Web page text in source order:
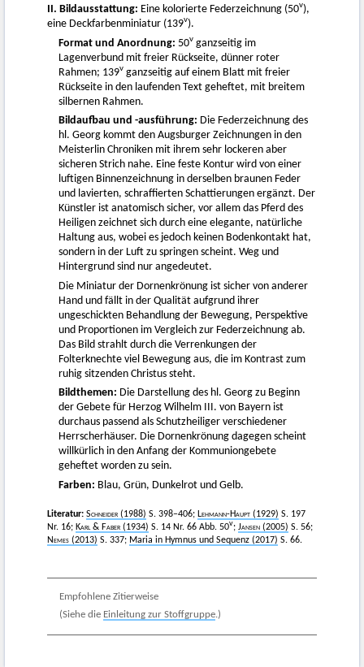
II. Bildausstattung: Eine kolorierte Federzeichnung (50v),
eine Deckfarbenminiatur (139v).
Format und Anordnung: 50v ganzseitig im
Lagenverbund mit freier Rückseite, dünner roter
Rahmen; 139v ganzseitig auf einem Blatt mit freier
Rückseite in den laufenden Text geheftet, mit breitem
silbernen Rahmen.
Bildaufbau und -ausführung: Die Federzeichnung des
hl. Georg kommt den Augsburger Zeichnungen in den
Meisterlin Chroniken mit ihrem sehr lockeren aber
sicheren Strich nahe. Eine feste Kontur wird von einer
luftigen Binnenzeichnung in derselben braunen Feder
und lavierten, schraffierten Schattierungen ergänzt. Der
Künstler ist anatomisch sicher, vor allem das Pferd des
Heiligen zeichnet sich durch eine elegante, natürliche
Haltung aus, wobei es jedoch keinen Bodenkontakt hat,
sondern in der Luft zu springen scheint. Weg und
Hintergrund sind nur angedeutet.
Die Miniatur der Dornenkrönung ist sicher von anderer
Hand und fällt in der Qualität aufgrund ihrer
ungeschickten Behandlung der Bewegung, Perspektive
und Proportionen im Vergleich zur Federzeichnung ab.
Das Bild strahlt durch die Verrenkungen der
Folterknechte viel Bewegung aus, die im Kontrast zum
ruhig sitzenden Christus steht.
Bildthemen: Die Darstellung des hl. Georg zu Beginn
der Gebete für Herzog Wilhelm III. von Bayern ist
durchaus passend als Schutzheiliger verschiedener
Herrscherhäuser. Die Dornenkrönung dagegen scheint
willkürlich in den Anfang der Kommuniongebete
geheftet worden zu sein.
Farben: Blau, Grün, Dunkelrot und Gelb.
Literatur: Schneider (1988) S. 398–406; Lehmann-Haupt (1929) S. 197
Nr. 16; Karl & Faber (1934) S. 14 Nr. 66 Abb. 50v; Jansen (2005) S. 56;
Nemes (2013) S. 337; Maria in Hymnus und Sequenz (2017) S. 66.
Empfohlene Zitierweise
(Siehe die Einleitung zur Stoffgruppe.)